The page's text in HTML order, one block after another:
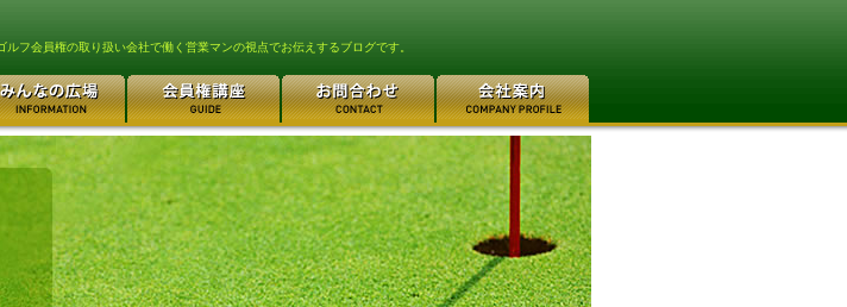
フ会員権の取り扱い会社で働く営業マンの視点でお伝えするブログです。